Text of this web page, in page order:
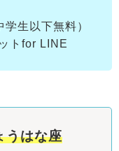
生以下無料）
トfor LINE
うはな座